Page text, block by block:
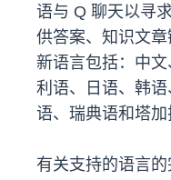
语与 Q 聊天以寻
供答案、知识文
新语言包括：中
利语、日语、韩
语、瑞典语和塔加
有关支持的语言